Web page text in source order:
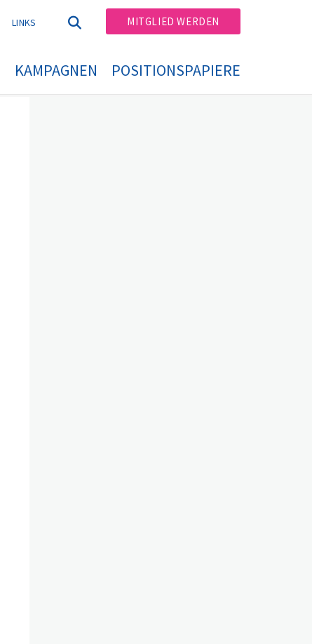
LINKS MITGLIED WERDEN
KAMPAGNEN POSITIONSPAPIERE